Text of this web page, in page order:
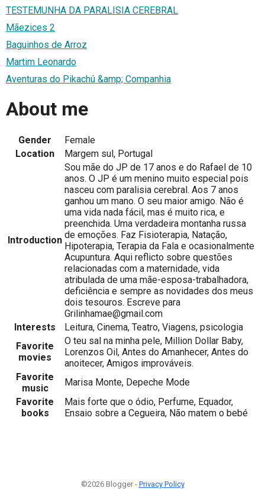
TESTEMUNHA DA PARALISIA CEREBRAL
Mãezices 2
Baguinhos de Arroz
Martim Leonardo
Aventuras do Pikachú &amp; Companhia
About me
Gender
Female
Location
Margem sul, Portugal
Introduction
Sou mãe do JP de 17 anos e do Rafael de 10
anos. O JP é um menino muito especial pois
nasceu com paralisia cerebral. Aos 7 anos
ganhou um mano. O seu maior amigo. Não é
uma vida nada fácil, mas é muito rica, e
preenchida. Uma verdadeira montanha russa
de emoções. Faz Fisioterapia, Natação,
Hipoterapia, Terapia da Fala e ocasionalmente
Acupuntura. Aqui reflicto sobre questões
relacionadas com a maternidade, vida
atribulada de uma mãe-esposa-trabalhadora,
deficiência e sempre as novidades dos meus
dois tesouros. Escreve para
Grilinhamae@gmail.com
Interests
Leitura, Cinema, Teatro, Viagens, psicologia
Favorite
movies
O teu sal na minha pele, Million Dollar Baby,
Lorenzos Oil, Antes do Amanhecer, Antes do
anoitecer, Amigos improváveis.
Favorite
music
Marisa Monte, Depeche Mode
Favorite
books
Mais forte que o ódio, Perfume, Equador,
Ensaio sobre a Cegueira, Não matem o bebé
©2026 Blogger - Privacy Policy